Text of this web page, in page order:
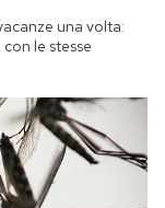
una volta:
le stesse